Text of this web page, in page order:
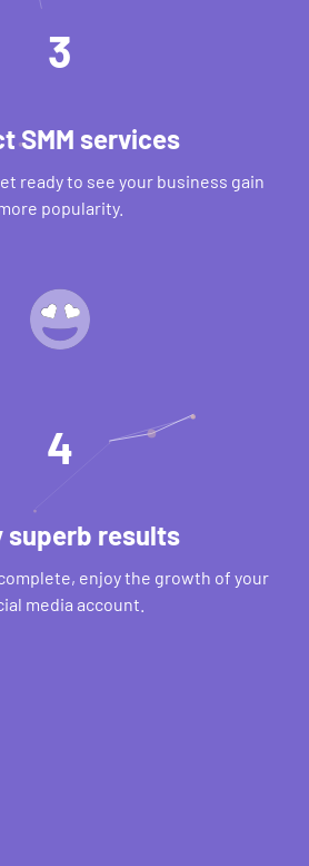
3
SMM services
ready to see your business gain
popularity.
4
superb results
enjoy the growth of your
media account.